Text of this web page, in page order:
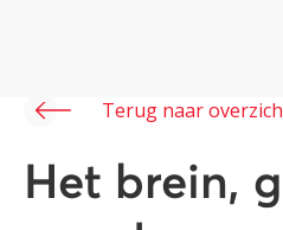
Terug naar
Het brein,